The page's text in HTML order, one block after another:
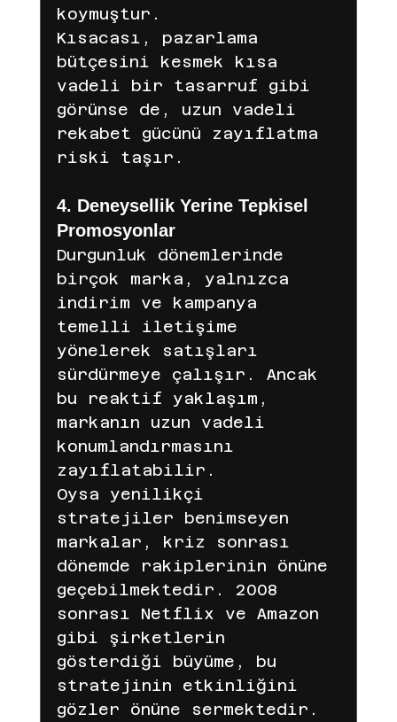
koymuştur.
Kısacası, pazarlama
bütçesini kesmek kısa
vadeli bir tasarruf gibi
görünse de, uzun vadeli
rekabet gücünü zayıflatma
riski taşır.
4. Deneysellik Yerine Tepkisel
Promosyonlar
Durgunluk dönemlerinde
birçok marka, yalnızca
indirim ve kampanya
temelli iletişime
yönelerek satışları
sürdürmeye çalışır. Ancak
bu reaktif yaklaşım,
markanın uzun vadeli
konumlandırmasını
zayıflatabilir.
Oysa yenilikçi
stratejiler benimseyen
markalar, kriz sonrası
dönemde rakiplerinin önüne
geçebilmektedir. 2008
sonrası Netflix ve Amazon
gibi şirketlerin
gösterdiği büyüme, bu
stratejinin etkinliğini
gözler önüne sermektedir.